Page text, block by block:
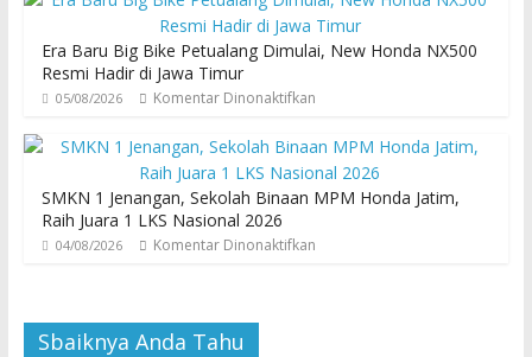
Era Baru Big Bike Petualang Dimulai, New Honda NX500
Resmi Hadir di Jawa Timur
05/08/2026 Komentar Dinonaktifkan
SMKN 1 Jenangan, Sekolah Binaan MPM Honda Jatim,
Raih Juara 1 LKS Nasional 2026
04/08/2026 Komentar Dinonaktifkan
Sbaiknya Anda Tahu